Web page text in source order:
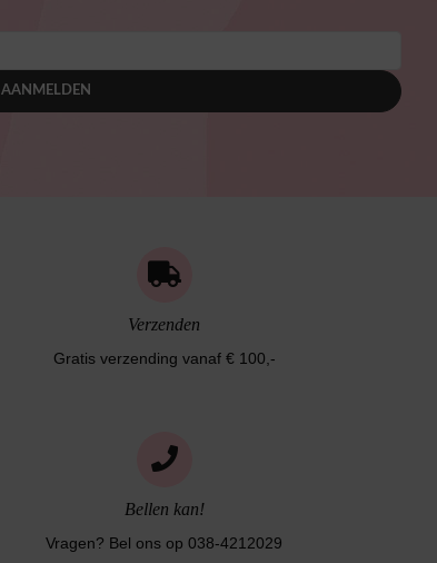
AANMELDEN
Verzenden
Gratis verzending vanaf € 100,-
Bellen kan!
Vragen? Bel ons op 038-4212029